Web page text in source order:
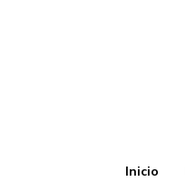
Inicio